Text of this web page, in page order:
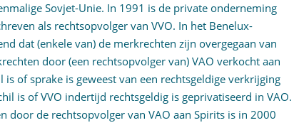
Sovjet-Unie. In 1991 is de private onderneming
als rechtsopvolger van VVO. In het Benelux-
dat (enkele van) de merkrechten zijn overgegaan van
door (een rechtsopvolger van) VAO verkocht aan
is of sprake is geweest van een rechtsgeldige verkrijging
is of VVO indertijd rechtsgeldig is geprivatiseerd in VAO.
door de rechtsopvolger van VAO aan Spirits is in 2000